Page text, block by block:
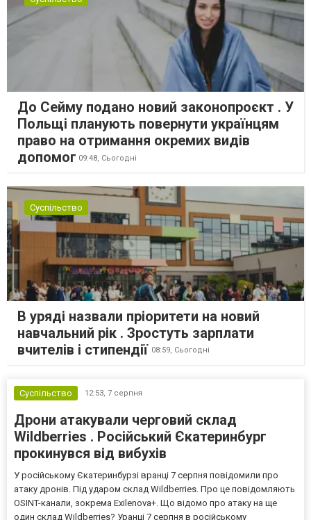
До Сейму подано новий законопроєкт . У
Польщі планують повернути українцям
право на отримання окремих видів
допомог 09:48, Сьогодні
Суспільство
В уряді назвали пріоритети на новий
навчальний рік . Зростуть зарплати
вчителів і стипендії 08:59, Сьогодні
Суспільство 12:53, 7 серпня
Дрони атакували черговий склад
Wildberries . Російський Єкатеринбург
прокинувся від вибухів
У російському Єкатеринбурзі вранці 7 серпня повідомили про
атаку дронів. Під ударом склад Wildberries. Про це повідомляють
OSINT-канали, зокрема Exilenova+. Що відомо про атаку на ще
один склад Wildberries? Уранці 7 серпня в російському